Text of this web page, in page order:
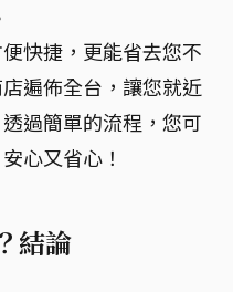
快捷，更能省去您不
遍佈全台，讓您就近
過簡單的流程，您可
心又省心！
結論